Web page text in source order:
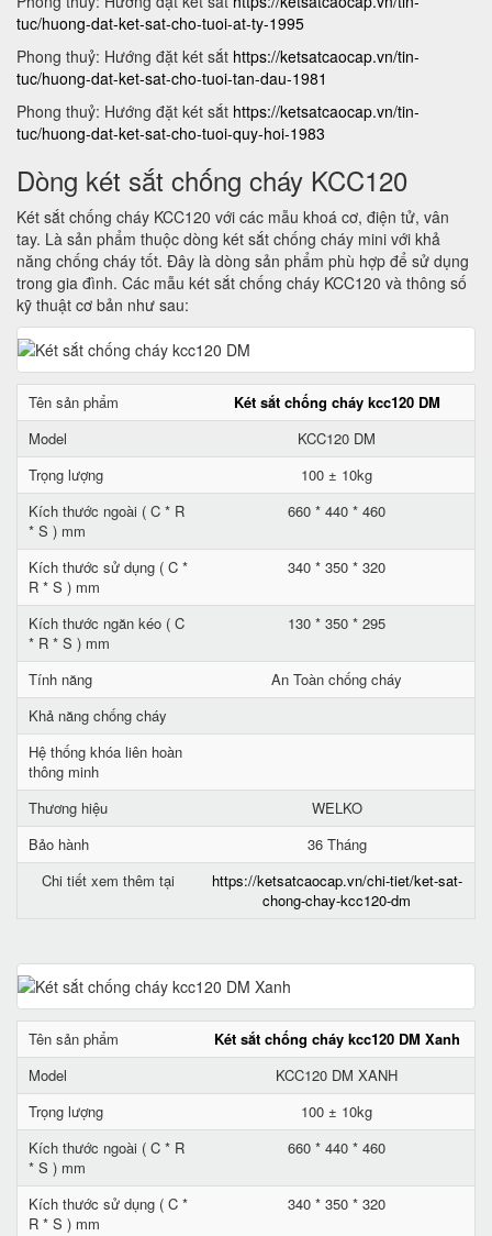
tuc/huong-dat-ket-sat-cho-tuoi-at-ty-1995
Phong thuỷ: Hướng đặt két sắt https://ketsatcaocap.vn/tin-
tuc/huong-dat-ket-sat-cho-tuoi-tan-dau-1981
Phong thuỷ: Hướng đặt két sắt https://ketsatcaocap.vn/tin-
tuc/huong-dat-ket-sat-cho-tuoi-quy-hoi-1983
Dòng két sắt chống cháy KCC120
Két sắt chống cháy KCC120 với các mẫu khoá cơ, điện tử, vân
tay. Là sản phẩm thuộc dòng két sắt chống cháy mini với khả
năng chống cháy tốt. Đây là dòng sản phẩm phù hợp để sử dụng
trong gia đình. Các mẫu két sắt chống cháy KCC120 và thông số
kỹ thuật cơ bản như sau:
Tên sản phẩm
Két sắt chống cháy kcc120 DM
Model
KCC120 DM
Trọng lượng
100 ± 10kg
Kích thước ngoài ( C * R
* S ) mm
660 * 440 * 460
Kích thước sử dụng ( C *
R * S ) mm
340 * 350 * 320
Kích thước ngăn kéo ( C
* R * S ) mm
130 * 350 * 295
Tính năng
An Toàn chống cháy
Khả năng chống cháy
Hệ thống khóa liên hoàn
thông minh
Thương hiệu
WELKO
Bảo hành
36 Tháng
Chi tiết xem thêm tại
https://ketsatcaocap.vn/chi-tiet/ket-sat-
chong-chay-kcc120-dm
Tên sản phẩm
Két sắt chống cháy kcc120 DM Xanh
Model
KCC120 DM XANH
Trọng lượng
100 ± 10kg
Kích thước ngoài ( C * R
* S ) mm
660 * 440 * 460
Kích thước sử dụng ( C *
R * S ) mm
340 * 350 * 320